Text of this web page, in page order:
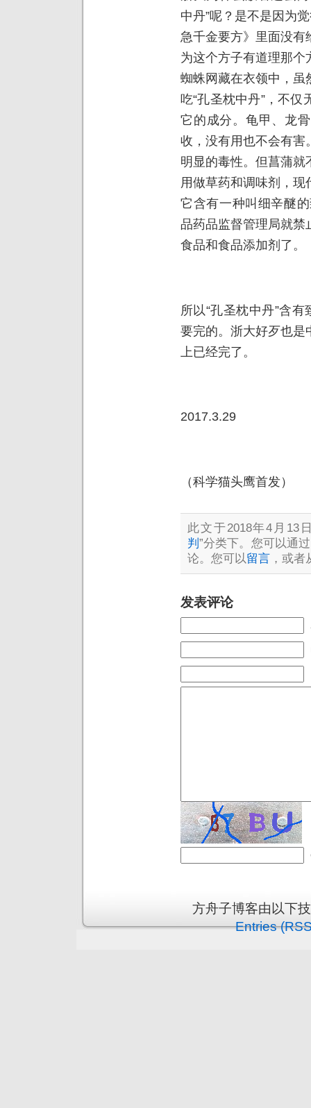
中丹”呢？是不是因为
急千金要方》里面没
为这个方子有道理那
蜘蛛网藏在衣领中，虽
吃“孔圣枕中丹”，不
它的成分。龟甲、龙
收，没有用也不会有害
明显的毒性。但菖蒲
用做草药和调味剂，
它含有一种叫细辛醚
品药品监督管理局就
食品和食品添加剂了。
所以“孔圣枕中丹”含
要完的。浙大好歹也是
上已经完了。
2017.3.29
（科学猫头鹰首发）
此文于2018年4月13
判”分类下。您可以通过
论。您可以留言 ，或
发表评论
方舟子博客由以下
Entries